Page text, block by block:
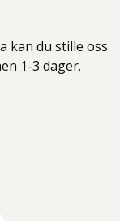
kan du stille oss
1-3 dager.